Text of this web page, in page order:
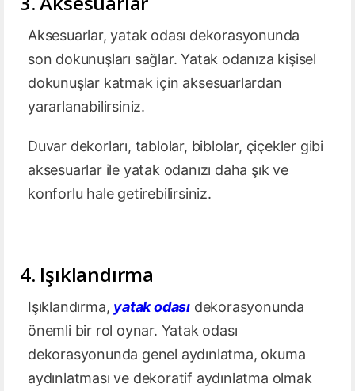
Aksesuarlar, yatak odası dekorasyonunda
son dokunuşları sağlar. Yatak odanıza kişisel
dokunuşlar katmak için aksesuarlardan
yararlanabilirsiniz.
Duvar dekorları, tablolar, biblolar, çiçekler gibi
aksesuarlar ile yatak odanızı daha şık ve
konforlu hale getirebilirsiniz.
4. Işıklandırma
Işıklandırma, yatak odası dekorasyonunda
önemli bir rol oynar. Yatak odası
dekorasyonunda genel aydınlatma, okuma
aydınlatması ve dekoratif aydınlatma olmak